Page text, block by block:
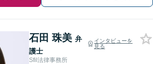
石田 珠美 弁
護士
インタビューを
見る
Sfil法律事務所